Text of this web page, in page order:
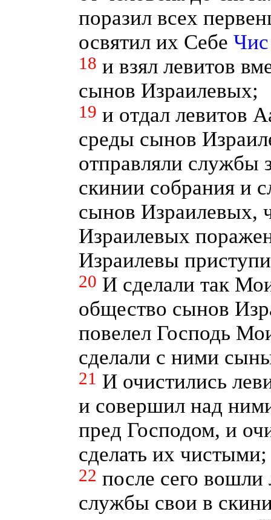
поразил всех
освятил их Себе
18 и взял левитов
сынов Израилевых;
19 и отдал левитов
среды сынов
отправляли службы
скинии собрания и
сынов Израилевых,
Израилевых
Израилевы
20 И сделали так
общество сынов
повелел Господь
сделали с ними
21 И очистились
и совершил над
пред Господом, и
сделать их чистыми;
22 после сего вошли
службы свои в